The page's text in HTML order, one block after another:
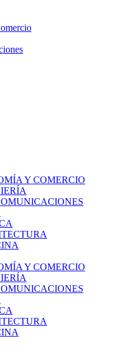
Y COMERCIO
Y COMERCIO